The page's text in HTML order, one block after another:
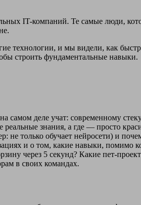
IT-компаний. Те самые люди,
технологии, и мы видели, как
строить фундаментальные навыки.
деле учат: современному
знания, а где — просто
только обучает нейросети) и
и о том, какие навыки, помимо
через 5 секунд? Какие пет-
в своих командах.